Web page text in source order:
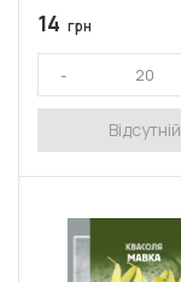
14 грн
Відсутній